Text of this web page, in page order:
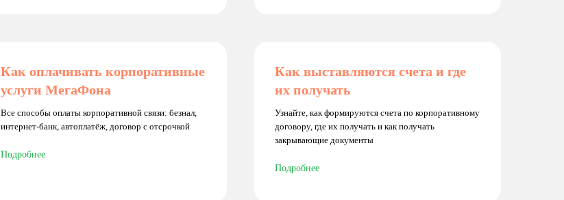
Как оплачивать корпоративные
услуги МегаФона
Все способы оплаты корпоративной связи: безнал,
интернет-банк, автоплатёж, договор с отсрочкой
Подробнее
Как выставляются счета и где
их получать
Узнайте, как формируются счета по корпоративному
договору, где их получать и как получать
закрывающие документы
Подробнее